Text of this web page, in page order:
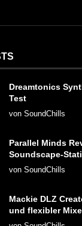
Dreamtonics
Test
von SoundChills
Parallel Minds
Soundscape-
von SoundChills
Mackie DLZ
und flexibler